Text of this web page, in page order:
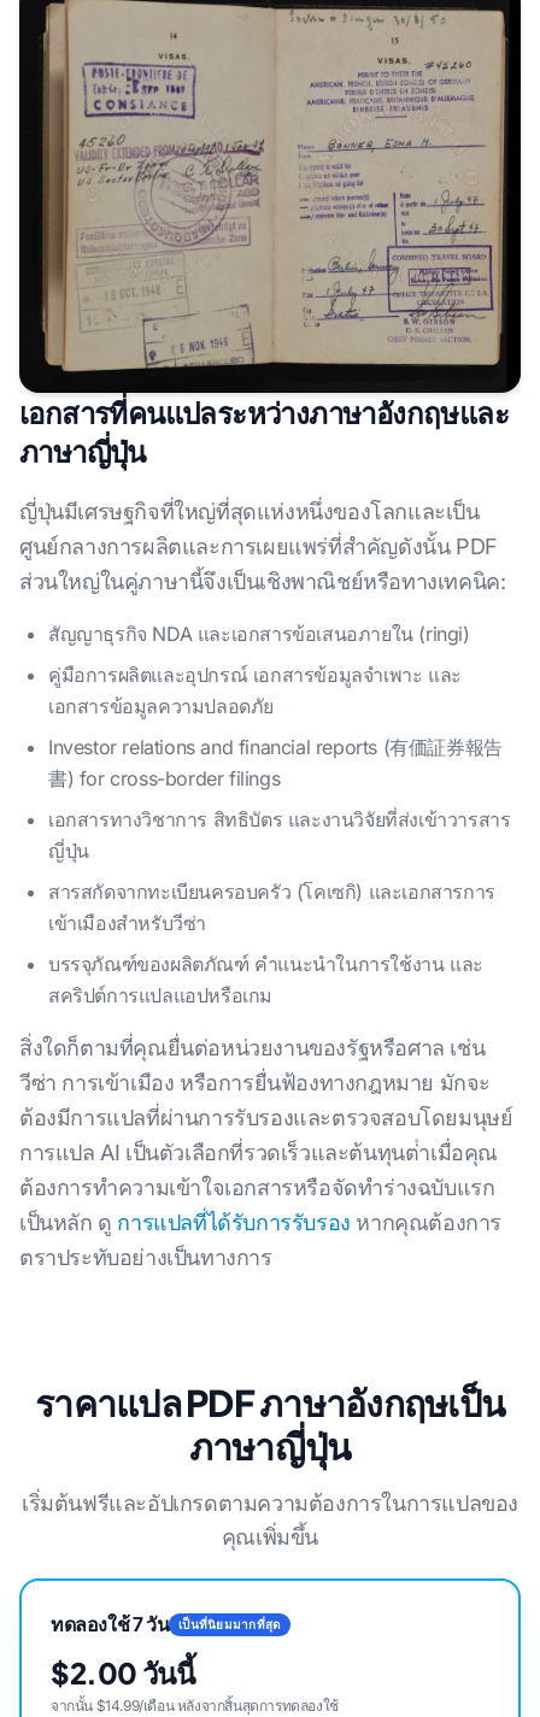
เอกสารที่คนแปลระหว่างภาษาอังกฤษและ
ภาษาญี่ปุ่น
ญี่ปุ่นมีเศรษฐกิจที่ใหญ่ที่สุดแห่งหนึ่งของโลกและเป็น
ศูนย์กลางการผลิตและการเผยแพร่ที่สําคัญดังนั้น PDF
ส่วนใหญ่ในคู่ภาษานี้จึงเป็นเชิงพาณิชย์หรือทางเทคนิค:
สัญญาธุรกิจ NDA และเอกสารข้อเสนอภายใน (ringi)
คู่มือการผลิตและอุปกรณ์ เอกสารข้อมูลจําเพาะ และ
เอกสารข้อมูลความปลอดภัย
Investor relations and financial reports (有価証券報告
書) for cross-border filings
เอกสารทางวิชาการ สิทธิบัตร และงานวิจัยที่ส่งเข้าวารสาร
ญี่ปุ่น
สารสกัดจากทะเบียนครอบครัว (โคเซกิ) และเอกสารการ
เข้าเมืองสําหรับวีซ่า
บรรจุภัณฑ์ของผลิตภัณฑ์ คําแนะนําในการใช้งาน และ
สคริปต์การแปลแอปหรือเกม
สิ่งใดก็ตามที่คุณยื่นต่อหน่วยงานของรัฐหรือศาล เช่น
วีซ่า การเข้าเมือง หรือการยื่นฟ้องทางกฎหมาย มักจะ
ต้องมีการแปลที่ผ่านการรับรองและตรวจสอบโดยมนุษย์
การแปล AI เป็นตัวเลือกที่รวดเร็วและต้นทุนต่ําเมื่อคุณ
ต้องการทําความเข้าใจเอกสารหรือจัดทําร่างฉบับแรก
เป็นหลัก ดู การแปลที่ได้รับการรับรอง หากคุณต้องการ
ตราประทับอย่างเป็นทางการ
ราคาแปล PDF ภาษาอังกฤษเป็น
ภาษาญี่ปุ่น
เริ่มต้นฟรีและอัปเกรดตามความต้องการในการแปลของ
คุณเพิ่มขึ้น
ทดลองใช้ 7 วัน เป็นที่นิยมมากที่สุด
$2.00 วันนี้
จากนั้น $14.99/เดือน หลังจากสิ้นสุดการทดลองใช้